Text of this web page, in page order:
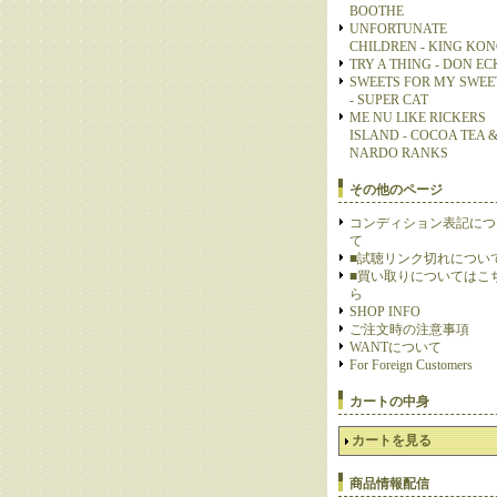
BOOTHE
UNFORTUNATE
CHILDREN - KING
TRY A THING - DON
SWEETS FOR MY
- SUPER CAT
ME NU LIKE RICKERS
ISLAND - COCOA TEA &
NARDO RANKS
その他のページ
コンディション表記に
て
■試聴リンク切れについ
■買い取りについてはこ
ら
SHOP INFO
ご注文時の注意事項
WANTについて
For Foreign Customers
カートの中身
カートを見る
商品情報配信